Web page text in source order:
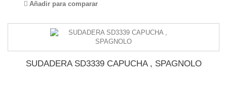
Añadir para comparar
SUDADERA SD3339 CAPUCHA , SPAGNOLO